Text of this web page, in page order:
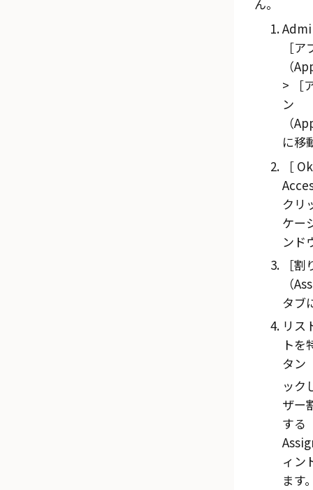
ん。
ア
（
ン
（
に移
クリ
ケー
ンド
割
（
タブ
リス
トを
タン
ック
ザー
する
ィン
ます